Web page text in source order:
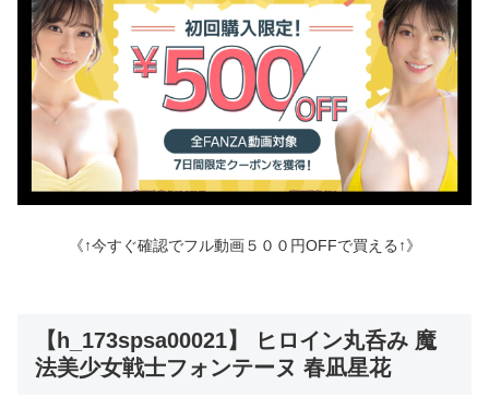
《↑今すぐ確認でフル動画５００円OFFで買える↑》
【h_173spsa00021】 ヒロイン丸呑み 魔
法美少女戦士フォンテーヌ 春凪星花